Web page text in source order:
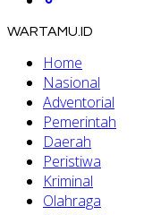
WARTAMU.ID
Home
Nasional
Adventorial
Pemerintah
Daerah
Peristiwa
Kriminal
Olahraga